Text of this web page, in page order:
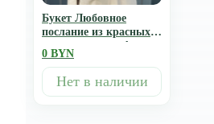
Букет Любовное
послание из красных
роз, илекса, стифы,
эрингиума и кустовых
роз
0 BYN
Нет в наличии